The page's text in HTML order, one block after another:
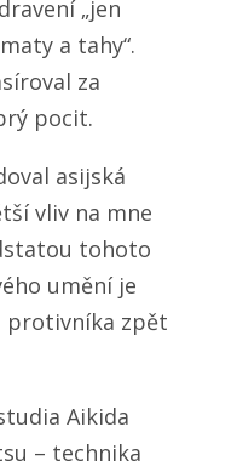
„jen
a tahy“.
za
pocit.
asijská
vliv na mne
tohoto
umění je
protivníka zpět
Aikida
– technika